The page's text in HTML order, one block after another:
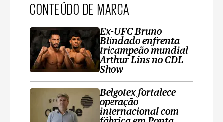
CONTEÚDO DE MARCA
Ex-UFC Bruno
Blindado enfrenta
tricampeão mundial
Arthur Lins no CDL
Show
Belgotex fortalece
operação
internacional com